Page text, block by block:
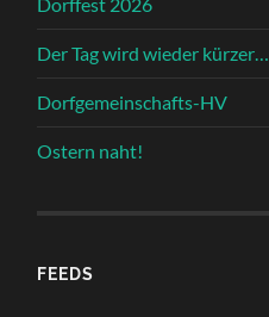
Der Tag wird wieder kürzer…
Dorfgemeinschafts-HV
Ostern naht!
FEEDS